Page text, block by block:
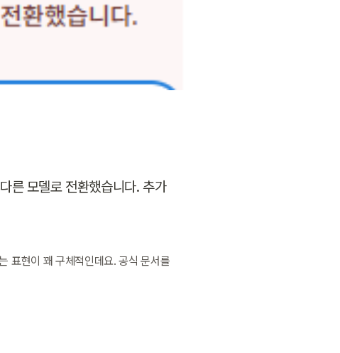
른 모델로 전환했습니다. 추가
표현이 꽤 구체적인데요. 공식 문서를